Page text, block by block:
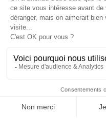
Je suis déjà